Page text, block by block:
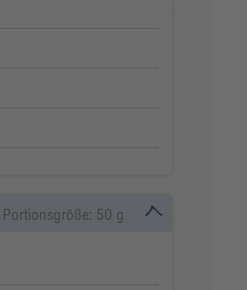
Portionsgröße: 50 g